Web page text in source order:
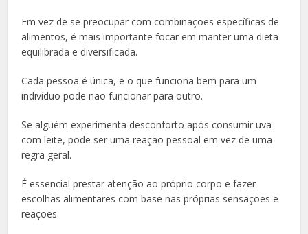
Em vez de se preocupar com combinações específicas de
alimentos, é mais importante focar em manter uma dieta
equilibrada e diversificada.
Cada pessoa é única, e o que funciona bem para um
indivíduo pode não funcionar para outro.
Se alguém experimenta desconforto após consumir uva
com leite, pode ser uma reação pessoal em vez de uma
regra geral.
É essencial prestar atenção ao próprio corpo e fazer
escolhas alimentares com base nas próprias sensações e
reações.